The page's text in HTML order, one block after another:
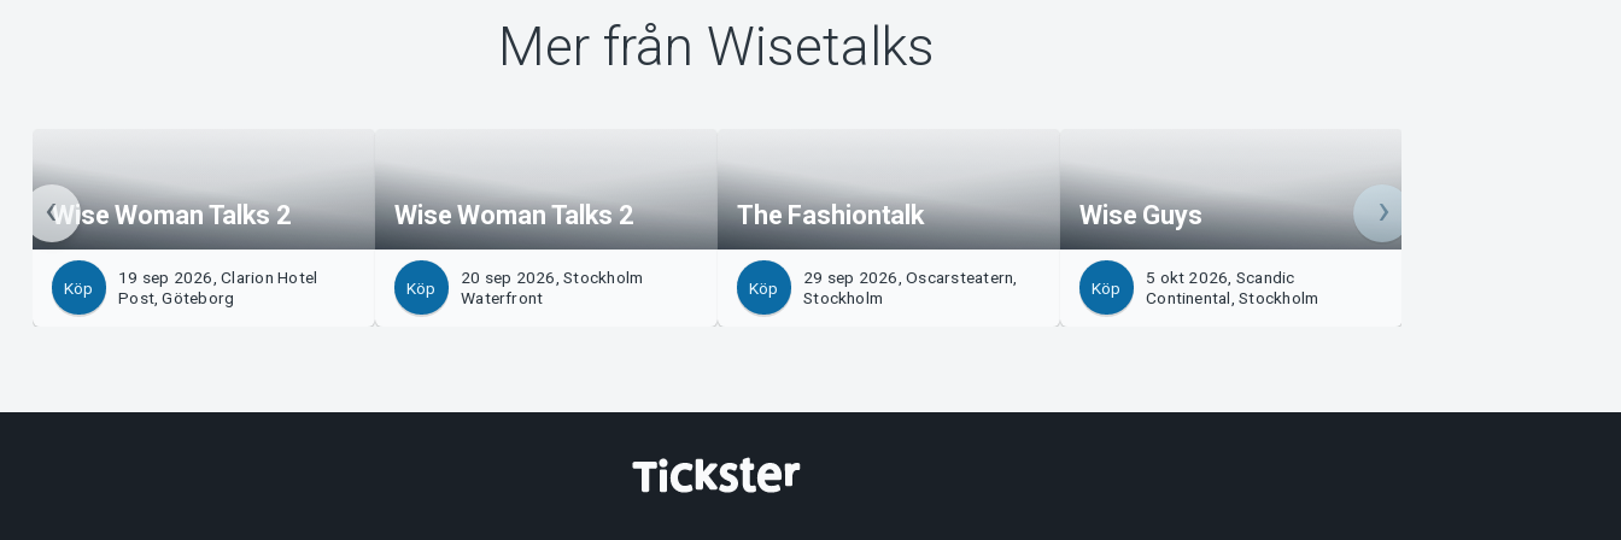
Mer från Wisetalks
Wise Woman Talks 2
Köp
19 sep 2026, Clarion Hotel
Post, Göteborg
Wise Woman Talks 2
Köp
20 sep 2026, Stockholm
Waterfront
The Fashiontalk
Köp
29 sep 2026, Oscarsteatern,
Stockholm
Wise Guys
Köp
5 okt 2026, Scandic
Continental, Stockholm